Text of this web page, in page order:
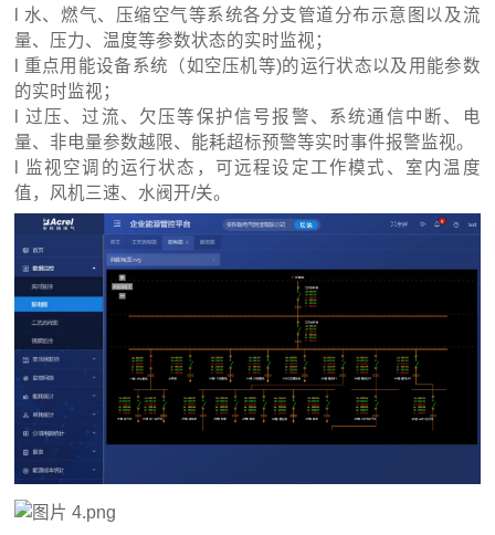
l 水、燃气、压缩空气等系统各分支管道分布示意图以及流
量、压力、温度等参数状态的实时监视；
l 重点用能设备系统（如空压机等)的运行状态以及用能参数
的实时监视；
l 过压、过流、欠压等保护信号报警、系统通信中断、电
量、非电量参数越限、能耗超标预警等实时事件报警监视。
l 监视空调的运行状态，可远程设定工作模式、室内温度
值，风机三速、水阀开/关。